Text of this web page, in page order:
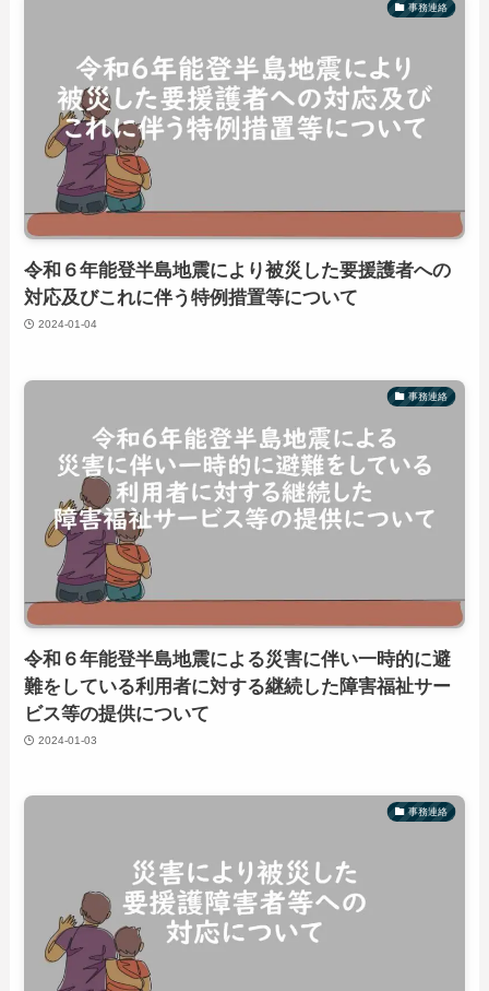
事務連絡
令和６年能登半島地震により被災した要援護者への
対応及びこれに伴う特例措置等について
2024-01-04
事務連絡
令和６年能登半島地震による災害に伴い一時的に避
難をしている利用者に対する継続した障害福祉サー
ビス等の提供について
2024-01-03
事務連絡